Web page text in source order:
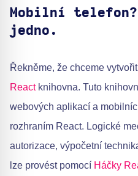
Mobilní telefon?
jedno.
Řekněme, že chceme
Reactknihovna. Tuto
webových aplikací a
rozhraním React. Logické
autorizace, výpočetní
lze provést pomocí Háčky